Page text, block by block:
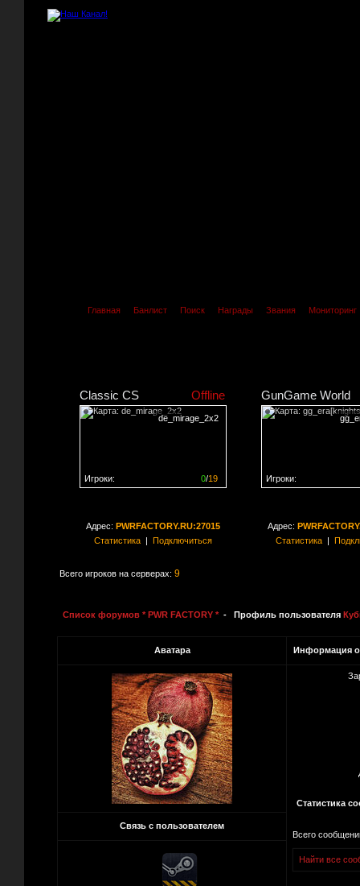
Главная Банлист Поиск Награды Звания Мониторинг
Classic CS Offline
de_mirage_2x2
0/19
Игроки:
GunGame World
Игроки:
Адрес: PWRFACTORY.RU:27015
Статистика| Подключиться
Адрес:
Статистика|
Всего игроков на серверах: 9
Список форумов * PWR FACTORY * - Профиль пользователя
Аватара Информация о
Статистика
Всего
Найти все
Связь с пользователем